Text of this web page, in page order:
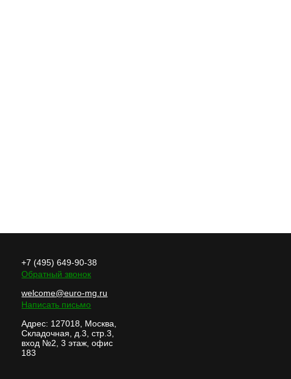
+7 (495) 649-90-38
Обратный звонок
welcome@euro-mg.ru
Написать письмо
Адрес: 127018, Москва,
Складочная, д.3, стр.3,
вход №2, 3 этаж, офис
183